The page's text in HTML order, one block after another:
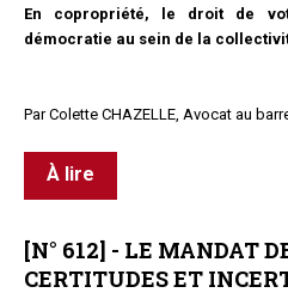
En copropriété, le droit de
démocratie au sein de la
Par Colette CHAZELLE, Avocat au
À lire
[N° 612] - LE MANDAT
CERTITUDESET